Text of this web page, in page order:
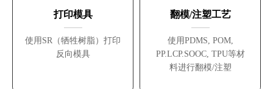
打印模具
使用SR（牺牲树脂）打印
反向模具
翻模/注塑工艺
使用PDMS, POM,
PP.LCP.SOOC, TPU等材
料进行翻模/注塑